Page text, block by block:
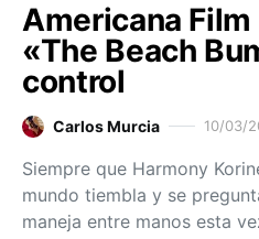
Americana
«The Beach
control
Carlos Murcia 10/03/
Siempre que Harmony
mundo tiembla y se
maneja entre manos esta